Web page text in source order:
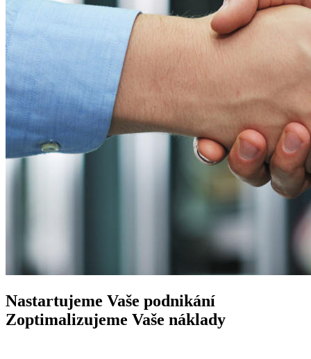
NastartujemeVaše podnikání
ZoptimalizujemeVaše náklady